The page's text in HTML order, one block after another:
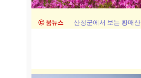
ⓒ 붐뉴스 산청군에서 보는 황매산